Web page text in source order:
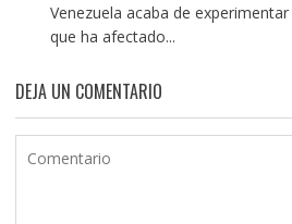
Venezuela acaba de
que ha afectado...
DEJA UN COMENTARIO